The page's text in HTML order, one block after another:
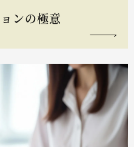
ンの極意